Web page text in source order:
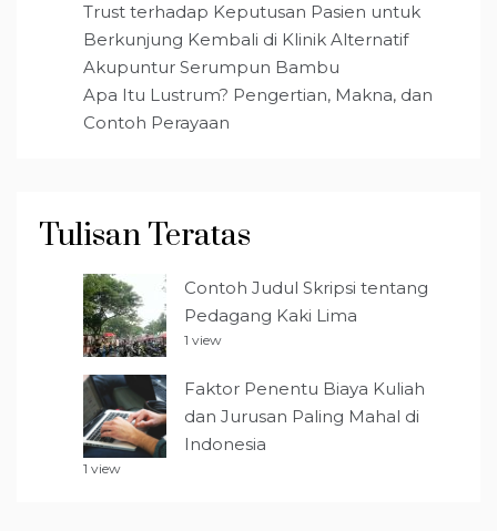
Trust terhadap Keputusan Pasien untuk
Berkunjung Kembali di Klinik Alternatif
Akupuntur Serumpun Bambu
Apa Itu Lustrum? Pengertian, Makna, dan
Contoh Perayaan
Tulisan Teratas
Contoh Judul Skripsi tentang
Pedagang Kaki Lima
1 view
Faktor Penentu Biaya Kuliah
dan Jurusan Paling Mahal di
Indonesia
1 view